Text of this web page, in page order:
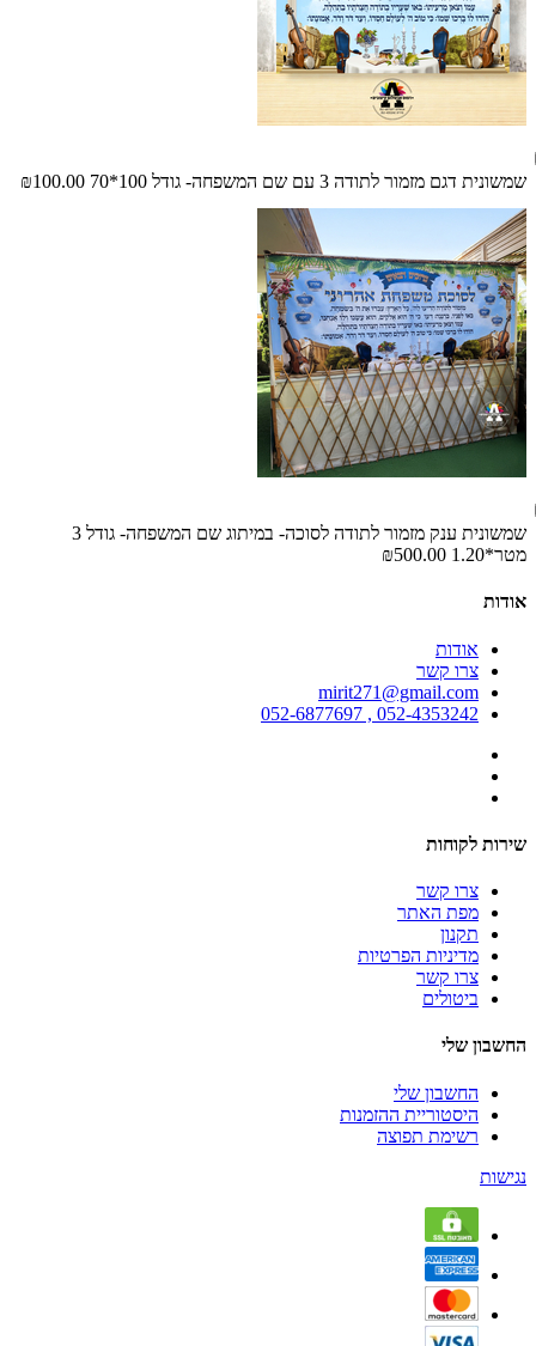
שמשונית דגם מזמור לתודה 3 עם שם המשפחה- גודל 100*70 ₪100.00
שמשונית ענק מזמור לתודה לסוכה- במיתוג שם המשפחה- גודל 3
מטר*1.20
₪500.00
אודות
אודות
צרו קשר
mirit271@gmail.com
052-4353242 , 052-6877697
שירות לקוחות
צרו קשר
מפת האתר
תקנון
מדיניות הפרטיות
צרו קשר
ביטולים
החשבון שלי
החשבון שלי
היסטוריית ההזמנות
רשימת תפוצה
נגישות